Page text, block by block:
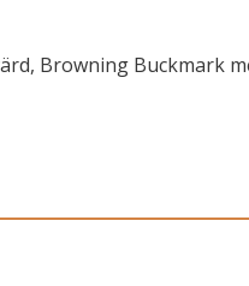
Browning Buckmark